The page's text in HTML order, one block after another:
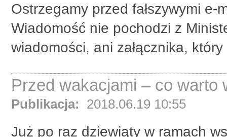
Ostrzegamy przed fałszywymi
Wiadomość nie pochodzi z
wiadomości, ani załącznika,
Przed wakacjami – co warto
Publikacja: 2018.06.19 10:55
Już po raz dziewiąty w ramach